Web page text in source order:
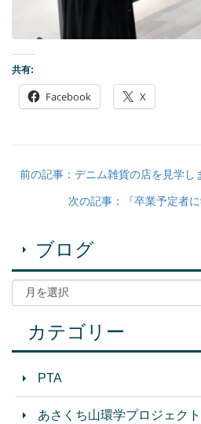
共有:
Facebook X
前の記事：デニム雑貨の店を見学し
次の記事：『卒業予定者
ブログ
カテゴリー
PTA
あさくち山環学プロジェクト